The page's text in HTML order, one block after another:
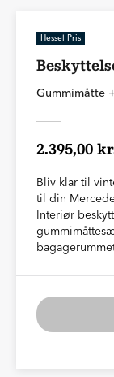
Hessel Pris
Gummimåtte
2.395,00
Bliv klar til
til din
Interiør